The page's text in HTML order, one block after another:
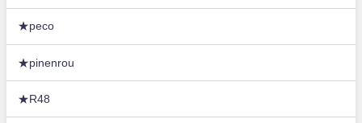
★peco
★pinenrou
★R48